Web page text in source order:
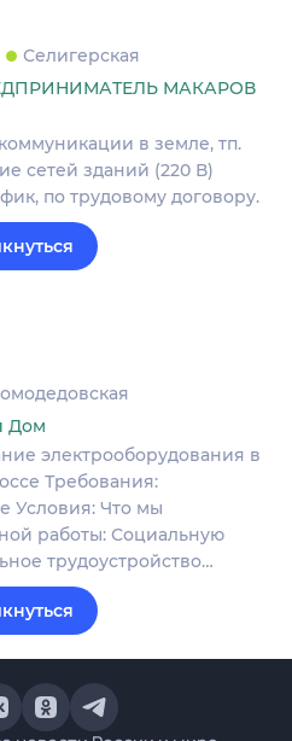
Селигерская
МАКАРОВ
в земле, тп.
сетей зданий (220 В)
по трудовому договору.
Дом
электрооборудования в
Требования:
Условия: Что мы
работы: Социальную
трудоустройство…